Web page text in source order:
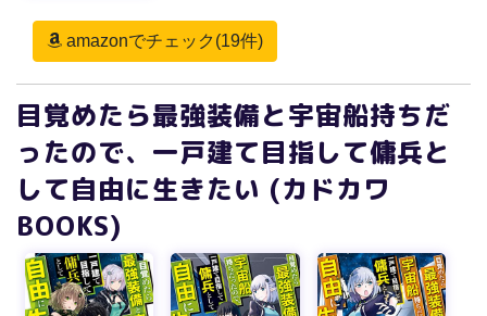
amazonでチェック(19件)
目覚めたら最強装備と宇宙船持ちだ
ったので、一戸建て目指して傭兵と
して自由に生きたい (カドカワ
BOOKS)